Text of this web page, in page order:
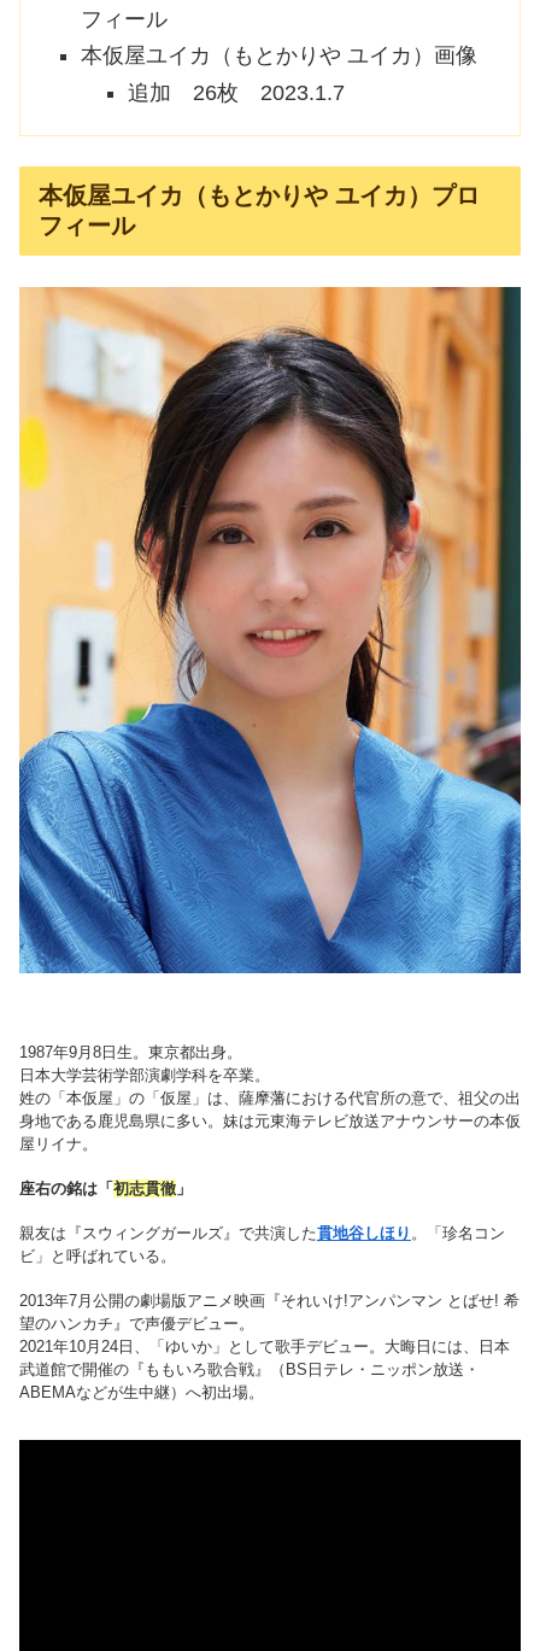
フィール
本仮屋ユイカ（もとかりや ユイカ）画像
追加 26枚 2023.1.7
本仮屋ユイカ（もとかりや ユイカ）プロ
フィール
1987年9月8日生。東京都出身。
日本大学芸術学部演劇学科を卒業。
姓の「本仮屋」の「仮屋」は、薩摩藩における代官所の意で、祖父の出
身地である鹿児島県に多い。妹は元東海テレビ放送アナウンサーの本仮
屋リイナ。
座右の銘は「 初志貫徹 」
親友は『スウィングガールズ』で共演した貫地谷しほり 。「珍名コン
ビ」と呼ばれている。
2013年7月公開の劇場版アニメ映画『それいけ!アンパンマン とばせ! 希
望のハンカチ』で声優デビュー。
2021年10月24日、「ゆいか」として歌手デビュー。大晦日には、日本
武道館で開催の『ももいろ歌合戦』（BS日テレ・ニッポン放送・
ABEMAなどが生中継）へ初出場。